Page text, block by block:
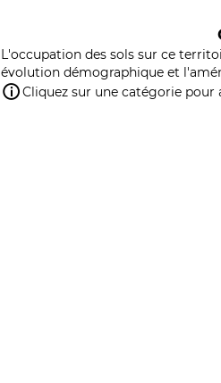
L'occupation des sols sur ce
évolution démographique et
Cliquez sur une catégorie pour